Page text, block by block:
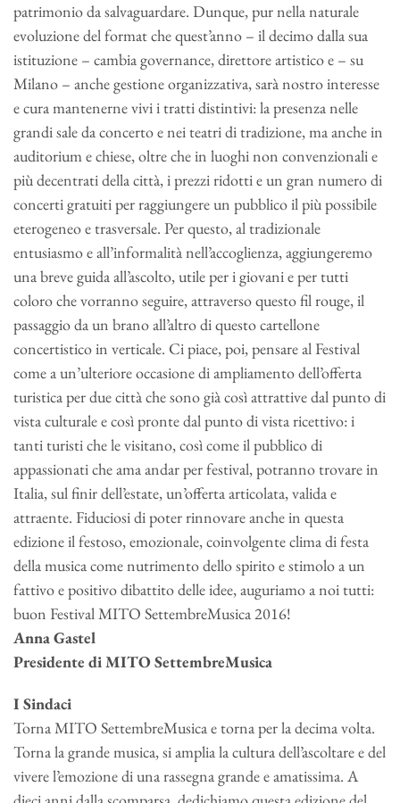
patrimonio da salvaguardare. Dunque, pur nella naturale
evoluzione del format che quest’anno – il decimo dalla sua
istituzione – cambia governance, direttore artistico e – su
Milano – anche gestione organizzativa, sarà nostro interesse
e cura mantenerne vivi i tratti distintivi: la presenza nelle
grandi sale da concerto e nei teatri di tradizione, ma anche in
auditorium e chiese, oltre che in luoghi non convenzionali e
più decentrati della città, i prezzi ridotti e un gran numero di
concerti gratuiti per raggiungere un pubblico il più possibile
eterogeneo e trasversale. Per questo, al tradizionale
entusiasmo e all’informalità nell’accoglienza, aggiungeremo
una breve guida all’ascolto, utile per i giovani e per tutti
coloro che vorranno seguire, attraverso questo fil rouge, il
passaggio da un brano all’altro di questo cartellone
concertistico in verticale. Ci piace, poi, pensare al Festival
come a un’ulteriore occasione di ampliamento dell’offerta
turistica per due città che sono già così attrattive dal punto di
vista culturale e così pronte dal punto di vista ricettivo: i
tanti turisti che le visitano, così come il pubblico di
appassionati che ama andar per festival, potranno trovare in
Italia, sul finir dell’estate, un’offerta articolata, valida e
attraente. Fiduciosi di poter rinnovare anche in questa
edizione il festoso, emozionale, coinvolgente clima di festa
della musica come nutrimento dello spirito e stimolo a un
fattivo e positivo dibattito delle idee, auguriamo a noi tutti:
buon Festival MITO SettembreMusica 2016!
Anna Gastel
Presidente di MITO SettembreMusica
I Sindaci
Torna MITO SettembreMusica e torna per la decima volta.
Torna la grande musica, si amplia la cultura dell’ascoltare e del
vivere l’emozione di una rassegna grande e amatissima. A